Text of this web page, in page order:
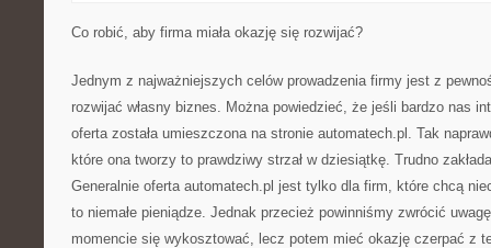
Co robić, aby firma miała okazję się rozwijać?
Jednym z najważniejszych celów prowadzenia firmy jest z
rozwijać własny biznes. Można powiedzieć, że jeśli bardzo nas
oferta została umieszczona na stronie automatech.pl. Tak
które ona tworzy to prawdziwy strzał w dziesiątkę. Trudno
Generalnie oferta automatech.pl jest tylko dla firm, które chcą
to niemałe pieniądze. Jednak przecież powinniśmy zwrócić
momencie się wykosztować, lecz potem mieć okazję czerpać z